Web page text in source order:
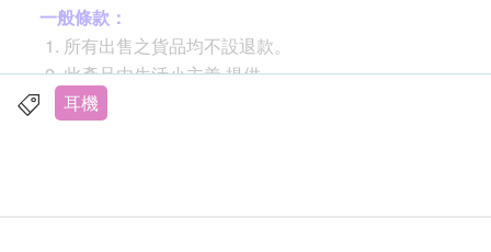
一般條款：
所有出售之貨品均不設退款。
此產品由生活小主義 提供。
如有任何爭議，生活小主義 及健康網購
耳機